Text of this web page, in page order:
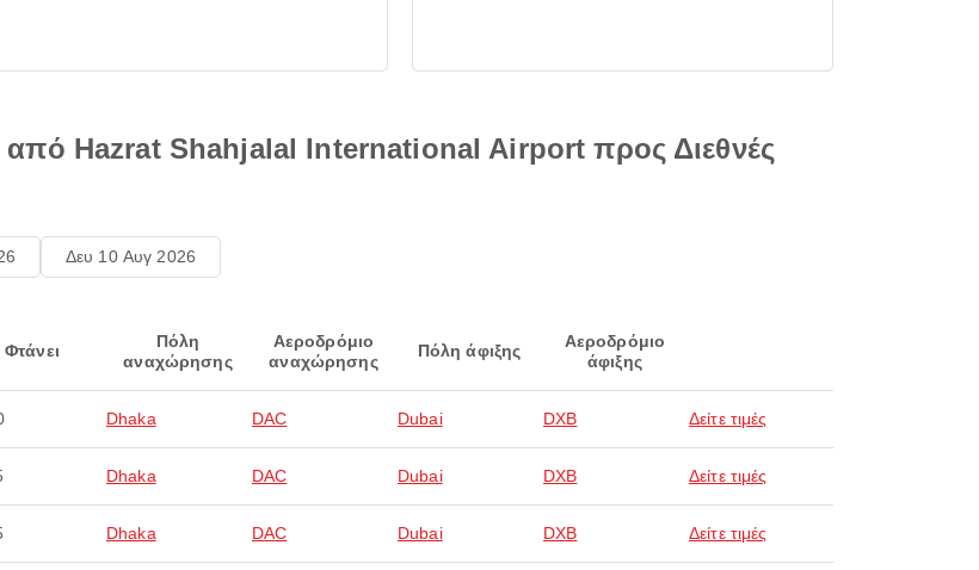
Hazrat Shahjalal International Airport προς Διεθνές
Δευ 10 Αυγ 2026
Φτάνει
Πόλη
αναχώρησης
Αεροδρόμιο
αναχώρησης
Πόλη άφιξης
Αεροδρόμιο
άφιξης
Dhaka DAC Dubai DXB Δείτε τιμές
Dhaka DAC Dubai DXB Δείτε τιμές
Dhaka DAC Dubai DXB Δείτε τιμές